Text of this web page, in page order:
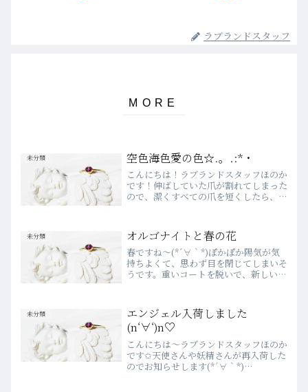
ラブランドスタッフ
未分類 空色海色愛の色☆.。.:*・
こんにちは！ラブランドスタッフほのか
です！伸ばしていた爪が割れてしまった
ので、潔くすべての爪を短くしたら、
ていますね。春到来？(*´∀｀*)と胸を
躍らせました。そんな時に...
未分類 オルゴナイトと春の花
春ですね～(*´∀｀*)ぽかぽか陽気が気
持ちよくて、思わず目を閉じてしまいそ
うです。重いコートを脱いで、新しい場
ルゴナイト ￥12800ローズクォーツ
オルゴナイト ￥...
未分類
エンジェル入荷しました
(n‘∀‘)n♡
こんにちは～ラブランドスタッフほのか
です✩天使さんや妖精さんが再入荷した
のでお知らせします(*´∀｀*)